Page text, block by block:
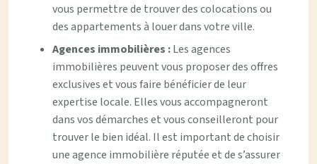
vous permettre de trouver des colocations ou
des appartements à louer dans votre ville.
Agences immobilières :Les agences
immobilières peuvent vous proposer des offres
exclusives et vous faire bénéficier de leur
expertise locale. Elles vous accompagneront
dans vos démarches et vous conseilleront pour
trouver le bien idéal. Il est important de choisir
une agence immobilière réputée et de s’assurer